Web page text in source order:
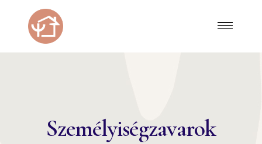
Személyiségzavarok